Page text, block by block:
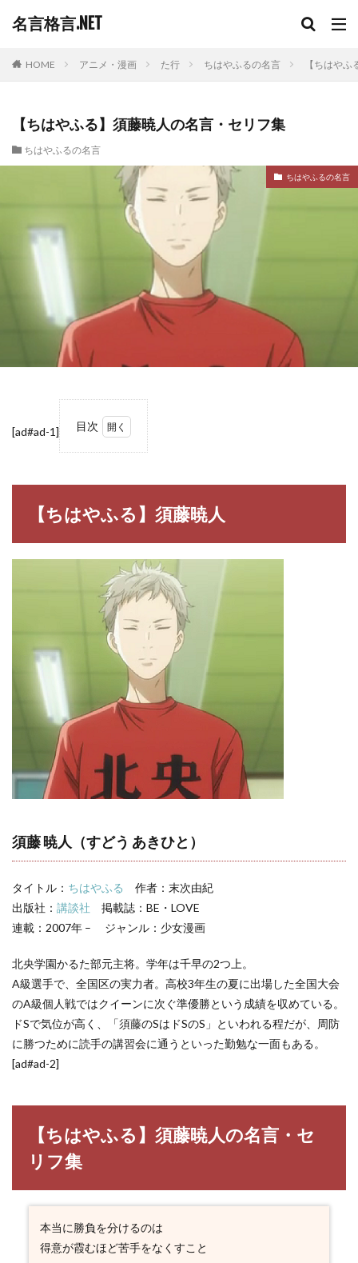
名言格言.NET
HOME アニメ・漫画 た行 ちはやふるの名言 【ちはや
【ちはやふる】須藤暁人の名言・セリフ集
ちはやふるの名言
ちはやふるの名言
[ad#ad-1] 目次
る】
須藤
1.1
暁人
（す
どう
あき
はや
る】
須藤
暁人
の名
3
やふ
るキ
一覧
【ちはやふる】須藤暁人
須藤 暁人（すどう あきひと）
タイトル： ちはやふる
作者：末次由紀
出版社： 講談社 掲載誌：BE・LOVE
連載：2007年 – ジャンル：少女漫画
北央学園かるた部元主将。学年は千早の2つ上。
A級選手で、全国区の実力者。高校3年生の夏に出場した全国大会
のA級個人戦ではクイーンに次ぐ準優勝という成績を収めている。
ドSで気位が高く、「須藤のSはドSのS」といわれる程だが、周防
に勝つために読手の講習会に通うといった勤勉な一面もある。
[ad#ad-2]
【ちはやふる】須藤暁人の名言・セ
リフ集
本当に勝負を分けるのは
得意が霞むほど苦手をなくすこと